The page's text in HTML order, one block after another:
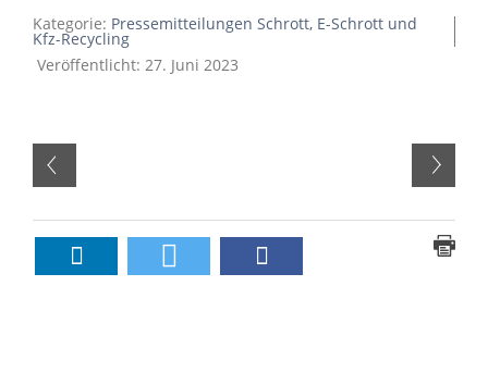
Kategorie: Pressemitteilungen Schrott, E-Schrott und
Kfz-Recycling
Veröffentlicht: 27. Juni 2023